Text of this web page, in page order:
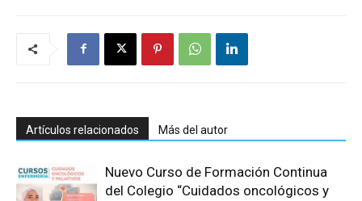
Artículos relacionados Más del autor
Nuevo Curso de Formación Continua
del Colegio “Cuidados oncológicos y